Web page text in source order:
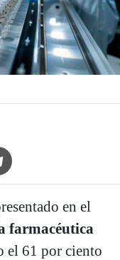
Icon
en el
farmacéutica
el 61 por ciento